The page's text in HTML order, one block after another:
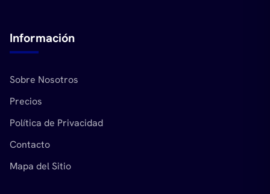
Información
Sobre Nosotros
Precios
Política de Privacidad
Contacto
Mapa del Sitio